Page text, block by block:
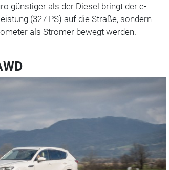
günstiger als der Diesel bringt der e-
(327 PS) auf die Straße, sondern
als Stromer bewegt werden.